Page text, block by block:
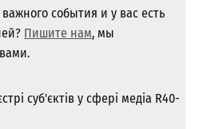
события и у вас есть
Пишите нам, мы
суб'єктів у сфері медіа R40-